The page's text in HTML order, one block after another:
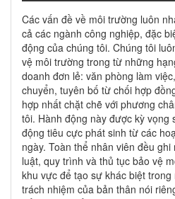
Các vấn đề về môi trường luôn
cả các ngành công nghiệp, đặc
động của chúng tôi. Chúng tôi
vệ môi trường trong từ những
doanh đơn lẻ: văn phòng làm
chuyển, tuyên bố từ chối hợp
hợp nhất chặt chẽ với phương
tôi. Hành động này được kỳ vọng
động tiêu cực phát sinh từ các
ngày. Toàn thể nhân viên đều
luật, quy trình và thủ tục bảo vệ
khu vực để tạo sự khác biệt
trách nhiệm của bản thân nói